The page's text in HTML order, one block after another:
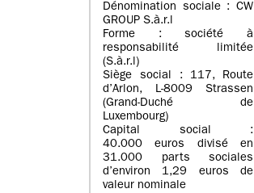
Dénomination sociale : CW
GROUP S.à.r.l
Forme : société à
responsabilité limitée
(S.à.r.l)
Siège social : 117, Route
d’Arlon, L-8009 Strassen
(Grand-Duché de
Luxembourg)
Capital social :
40.000 euros divisé en
31.000 parts sociales
d’environ 1,29 euros de
valeur nominale